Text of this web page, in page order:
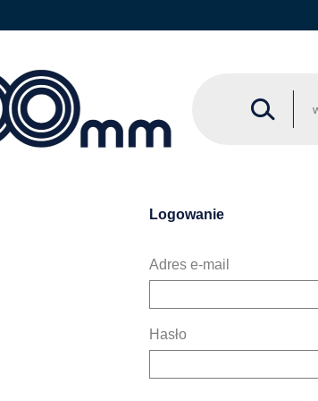
Logowanie
Adres e-mail
Hasło